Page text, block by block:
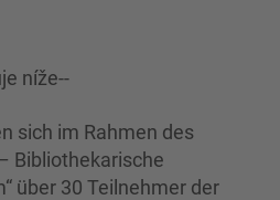
níže--
sich im Rahmen des
Bibliothekarische
über 30 Teilnehmer der